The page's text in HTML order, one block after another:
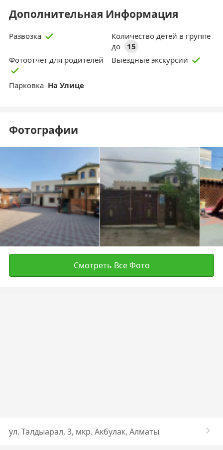
Дополнительная Информация
Развозка
Количество детей в группе
до
15
Фотоотчет для родителей
Выездные экскурсии
Парковка На Улице
Фотографии
Смотреть Все Фото
ул. ​Талдыарал, 3, мкр. Акбулак, Алматы